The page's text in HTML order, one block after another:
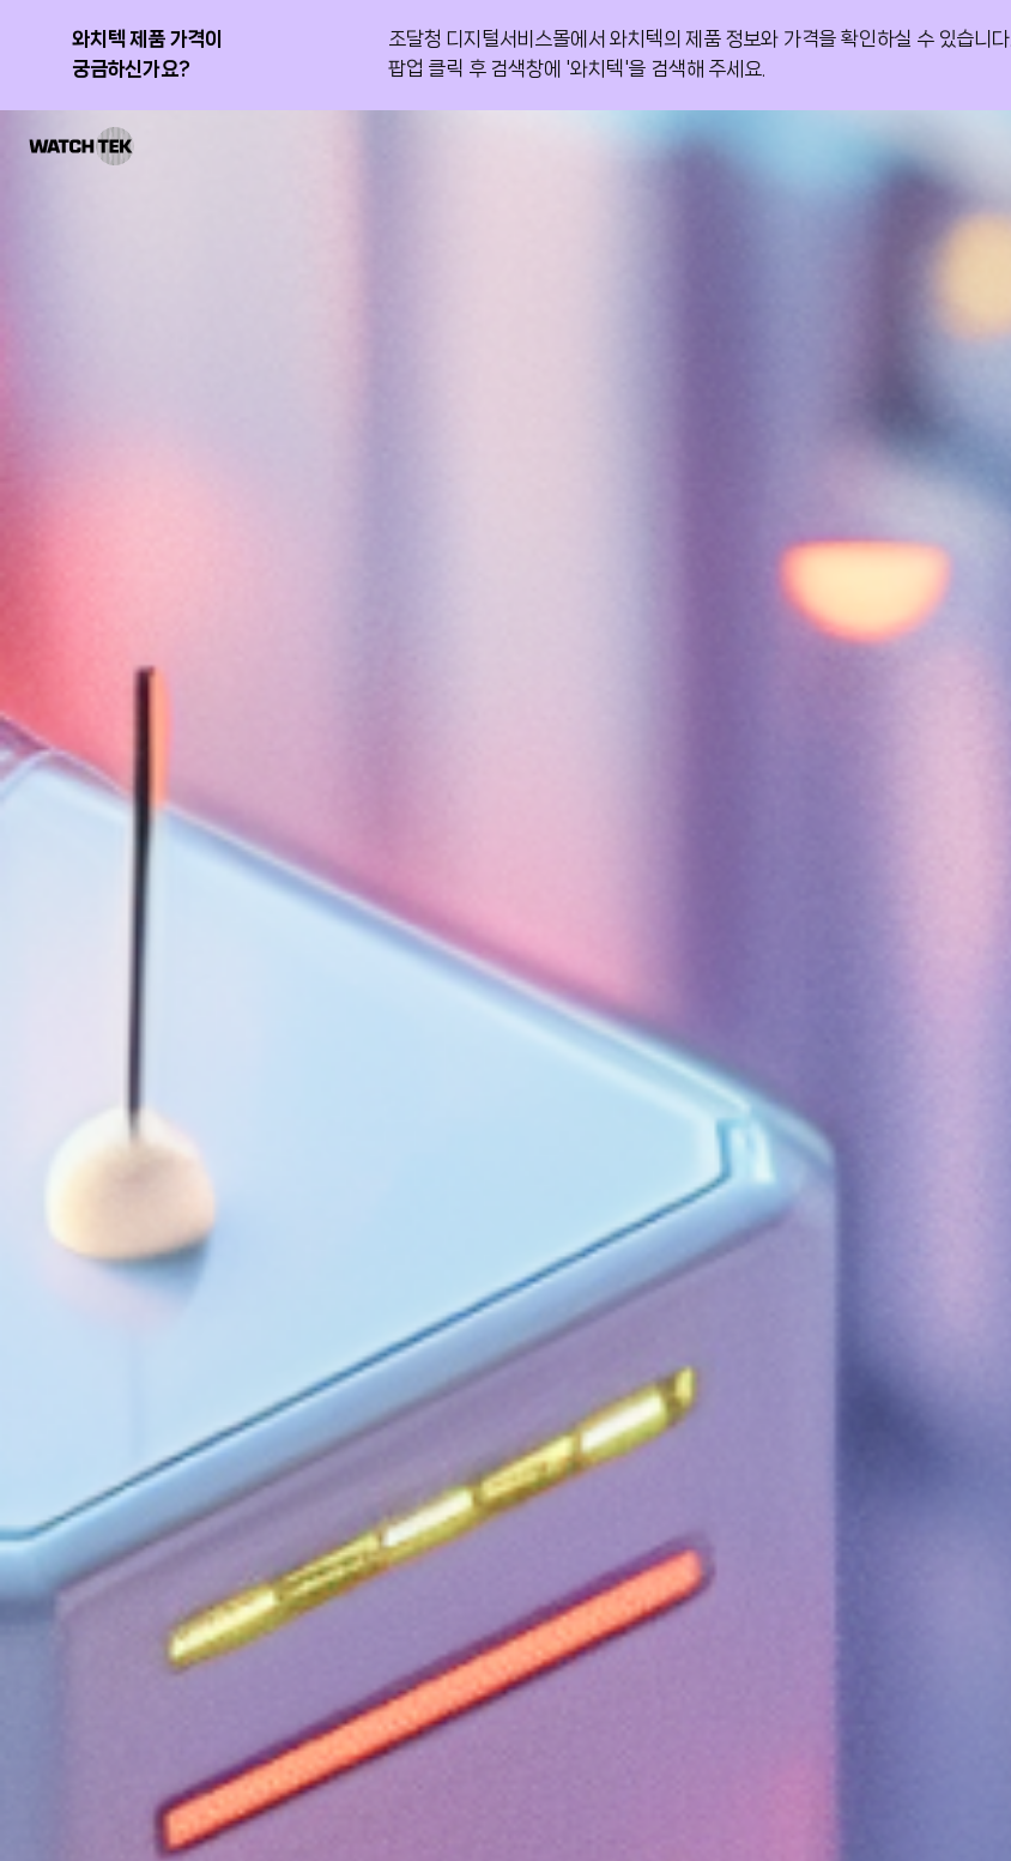
와치텍 제품 가격이
궁금하신가요?
조달청 디지털서비스몰에서 와치텍의 제품 정보와 가격을 확인하실 수 있습니다.
팝업 클릭 후 검색창에 '와치텍'을 검색해 주세요.
IT 운영 혁신 성공 사례
새롭게 공개된 국가철도공단 구축사례를 포함한 다양한 고객 성공 사례를 확인해
보세요!
와치올 PMA GS인증 1등급
획득
와치올 PMA가 GS인증 1등급을 획득하며 우수한 품질과 기술력을 공식적으로
인정받았습니다.